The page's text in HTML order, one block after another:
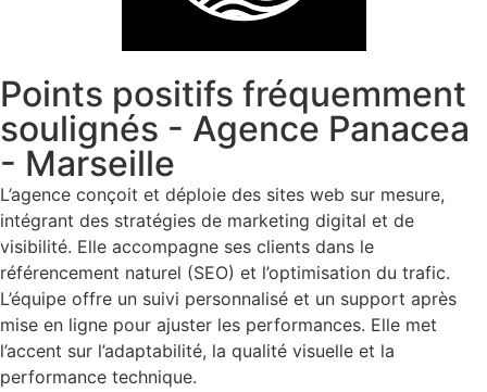
Points positifs fréquemment
soulignés - Agence Panacea
- Marseille
L’agence conçoit et déploie des sites web sur mesure,
intégrant des stratégies de marketing digital et de
visibilité. Elle accompagne ses clients dans le
référencement naturel (SEO) et l’optimisation du trafic.
L’équipe offre un suivi personnalisé et un support après
mise en ligne pour ajuster les performances. Elle met
l’accent sur l’adaptabilité, la qualité visuelle et la
performance technique.